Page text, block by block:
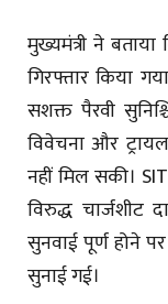
मुख्यमंत्री ने
गिरफ्तार किया
सशक्त पैरवी
विवेचना और
नहीं मिल सकी।
विरुद्ध चार्जशीट
सुनवाई पूर्ण होने
सुनाई गई।